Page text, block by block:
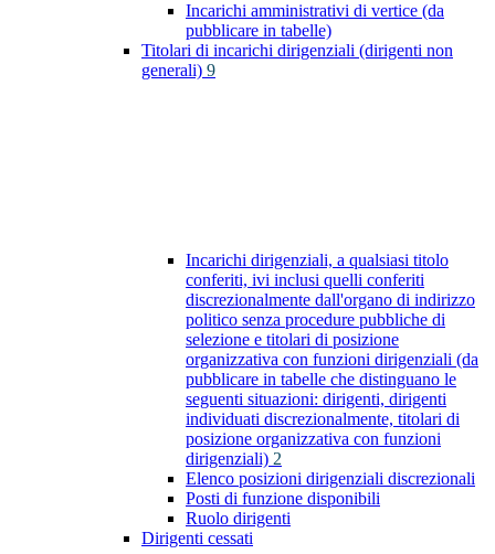
Incarichi amministrativi di vertice (da
pubblicare in tabelle)
Titolari di incarichi dirigenziali (dirigenti non
generali) 9
Incarichi dirigenziali, a qualsiasi titolo
conferiti, ivi inclusi quelli conferiti
discrezionalmente dall'organo di indirizzo
politico senza procedure pubbliche di
selezione e titolari di posizione
organizzativa con funzioni dirigenziali (da
pubblicare in tabelle che distinguano le
seguenti situazioni: dirigenti, dirigenti
individuati discrezionalmente, titolari di
posizione organizzativa con funzioni
dirigenziali) 2
Elenco posizioni dirigenziali discrezionali
Posti di funzione disponibili
Ruolo dirigenti
Dirigenti cessati